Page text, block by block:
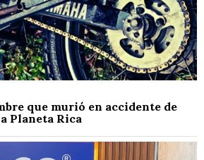
que murió en accidente de
Planeta Rica